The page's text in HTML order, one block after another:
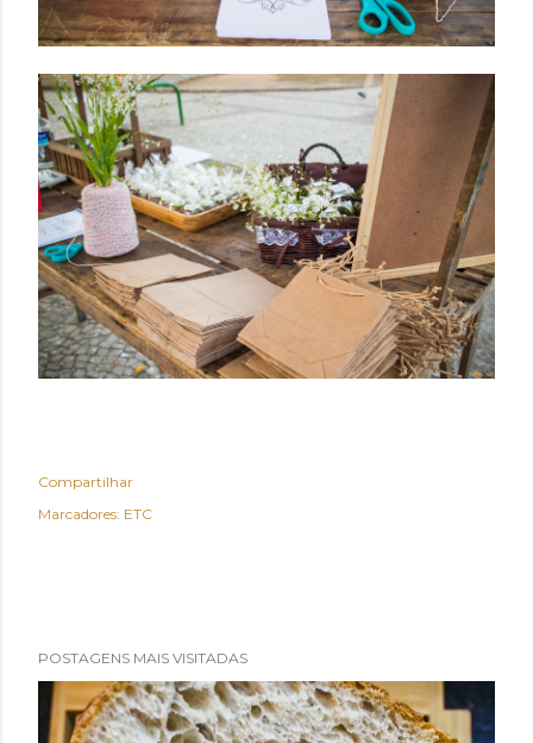
Compartilhar
Marcadores: ETC
POSTAGENS MAIS VISITADAS